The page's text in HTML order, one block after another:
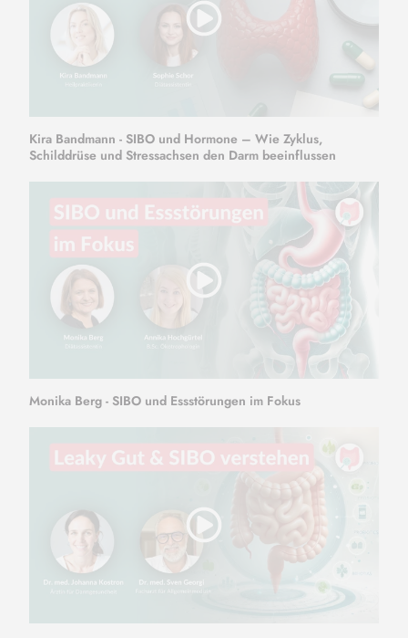
Kira Bandmann - SIBO und Hormone – Wie Zyklus,
Schilddrüse und Stressachsen den Darm beeinflussen
Monika Berg - SIBO und Essstörungen im Fokus